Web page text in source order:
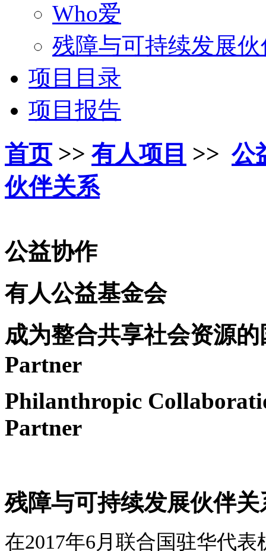
Who爱
残障与可持续发展
项目目录
项目报告
首页>> 有人项目 >>公
伙伴关系
公益协作
有人公益基金会
成为整合共享社会资源
Partner
Philanthropic
Partner
残障与可持续发展伙伴关
在2017年6月联合国驻华代